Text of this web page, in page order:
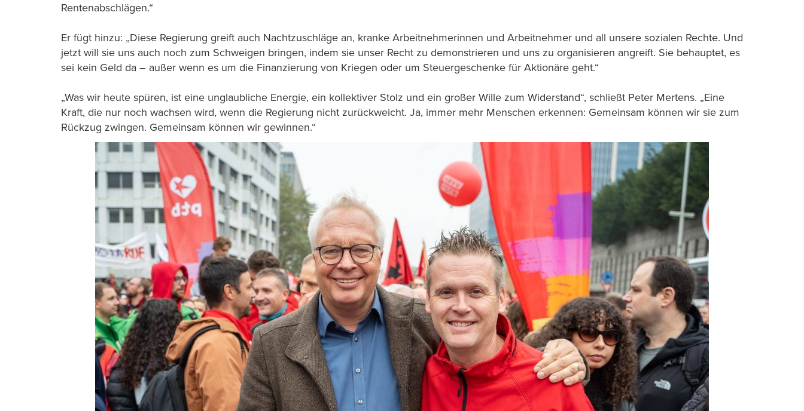
Rentenabschlägen.“
Er fügt hinzu: „Diese Regierung greift auch Nachtzuschläge an, kranke Arbeitnehmerinnen und Arbeitnehmer und all unsere sozialen Rechte. Und
jetzt will sie uns auch noch zum Schweigen bringen, indem sie unser Recht zu demonstrieren und uns zu organisieren angreift. Sie behauptet, es
sei kein Geld da – außer wenn es um die Finanzierung von Kriegen oder um Steuergeschenke für Aktionäre geht.“
„Was wir heute spüren, ist eine unglaubliche Energie, ein kollektiver Stolz und ein großer Wille zum Widerstand“, schließt Peter Mertens. „Eine
Kraft, die nur noch wachsen wird, wenn die Regierung nicht zurückweicht. Ja, immer mehr Menschen erkennen: Gemeinsam können wir sie zum
Rückzug zwingen. Gemeinsam können wir gewinnen.“